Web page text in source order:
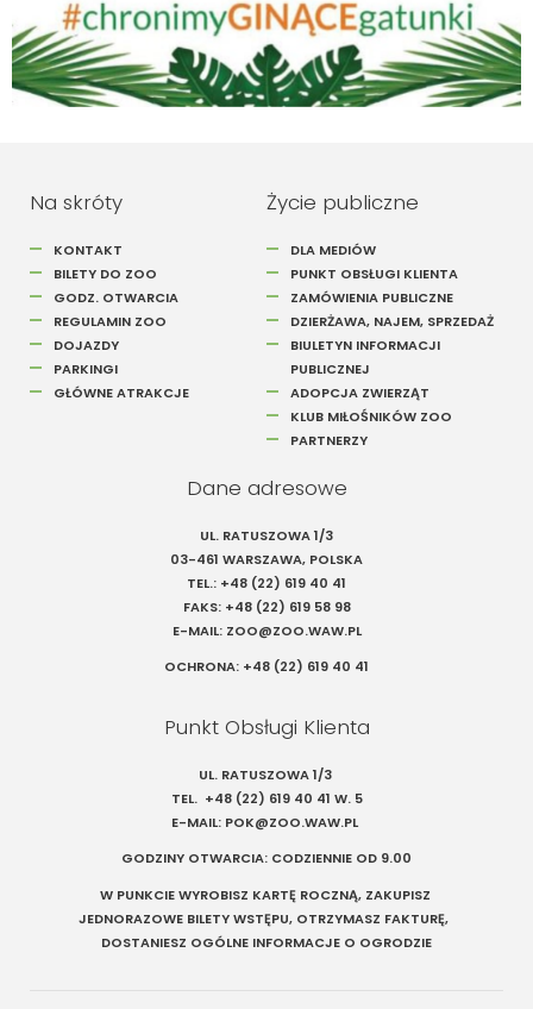
Na skróty
KONTAKT
BILETY DO ZOO
GODZ. OTWARCIA
REGULAMIN ZOO
DOJAZDY
PARKINGI
GŁÓWNE ATRAKCJE
Życie publiczne
DLA MEDIÓW
PUNKT OBSŁUGI KLIENTA
ZAMÓWIENIA PUBLICZNE
DZIERŻAWA, NAJEM, SPRZEDAŻ
BIULETYN INFORMACJI
PUBLICZNEJ
ADOPCJA ZWIERZĄT
KLUB MIŁOŚNIKÓW ZOO
PARTNERZY
Dane adresowe
UL. RATUSZOWA 1/3
03-461 WARSZAWA, POLSKA
TEL.: +48 (22) 619 40 41
FAKS: +48 (22) 619 58 98
E-MAIL: ZOO@ZOO.WAW.PL
OCHRONA: +48 (22) 619 40 41
Punkt Obsługi Klienta
UL. RATUSZOWA 1/3
TEL. +48 (22) 619 40 41 W. 5
E-MAIL: POK@ZOO.WAW.PL
GODZINY OTWARCIA: CODZIENNIE OD 9.00
W PUNKCIE WYROBISZ KARTĘ ROCZNĄ, ZAKUPISZ
JEDNORAZOWE BILETY WSTĘPU, OTRZYMASZ FAKTURĘ,
DOSTANIESZ OGÓLNE INFORMACJE O OGRODZIE